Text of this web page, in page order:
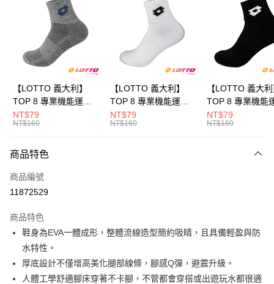
Apple Pay
悠遊付
ATM付款
付款後全家取貨
每筆NT$80，滿NT$1,500(含以上)免運費
付款後萊爾富取貨
每筆NT$80，滿NT$3,000(含以上)免運費
付款後7-11取貨
每筆NT$80，滿NT$1,500(含以上)免運費
宅配
【LOTTO 義大利】
TOP 8 專業機能運動
襪-加大款(灰藍-
LT9CMW8308)
NT$79
NT$160
【LOTTO 義大利】
TOP 8 專業機能運動
襪-加大款(白/黑-
LT9CMW8309)
NT$79
NT$160
【LOTTO 義大
TOP 8 專業機能
襪-加大款(黑/白-
LT9CMW8300)
NT$79
NT$160
商品特色
商品編號
11872529
商品特色
鞋身為EVA一體成形，整體流線造型簡約吸睛，且具備輕盈與防
水特性。
厚底設計不僅增高美化腿部線條，腳感Q彈，避震升級。
人體工學舒適腳床穿著不卡腳，不管都會穿搭或出遊玩水都很適